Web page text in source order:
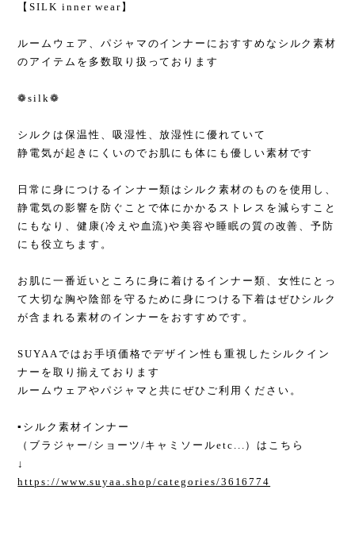
【SILK inner wear】
ルームウェア、パジャマのインナーにおすすめなシルク素材
のアイテムを多数取り扱っております
❁silk❁
シルクは保温性、吸湿性、放湿性に優れていて
静電気が起きにくいのでお肌にも体にも優しい素材です
日常に身につけるインナー類はシルク素材のものを使用し、
静電気の影響を防ぐことで体にかかるストレスを減らすこと
にもなり、健康(冷えや血流)や美容や睡眠の質の改善、予防
にも役立ちます。
お肌に一番近いところに身に着けるインナー類、女性にとっ
て大切な胸や陰部を守るために身につける下着はぜひシルク
が含まれる素材のインナーをおすすめです。
SUYAAではお手頃価格でデザイン性も重視したシルクイン
ナーを取り揃えております
ルームウェアやパジャマと共にぜひご利用ください。
▪︎シルク素材インナー
（ブラジャー/ショーツ/キャミソールetc...）はこちら
↓
https://www.suyaa.shop/categories/3616774